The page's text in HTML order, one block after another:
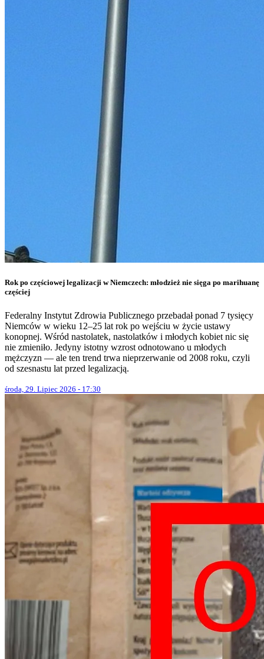
Rok po częściowej legalizacji w Niemczech: młodzież nie sięga po marihuanę
częściej
Federalny Instytut Zdrowia Publicznego przebadał ponad 7 tysięcy
Niemców w wieku 12–25 lat rok po wejściu w życie ustawy
konopnej. Wśród nastolatek, nastolatków i młodych kobiet nic się
nie zmieniło. Jedyny istotny wzrost odnotowano u młodych
mężczyzn — ale ten trend trwa nieprzerwanie od 2008 roku, czyli
od szesnastu lat przed legalizacją.
środa, 29. Lipiec 2026 - 17:30